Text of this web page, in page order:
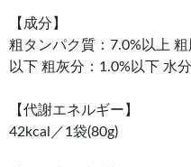
【成分】
粗タンパク質：7.0%以上
以下 粗灰分：1.0%以下 水
【代謝エネルギー】
42kcal／1袋(80g)